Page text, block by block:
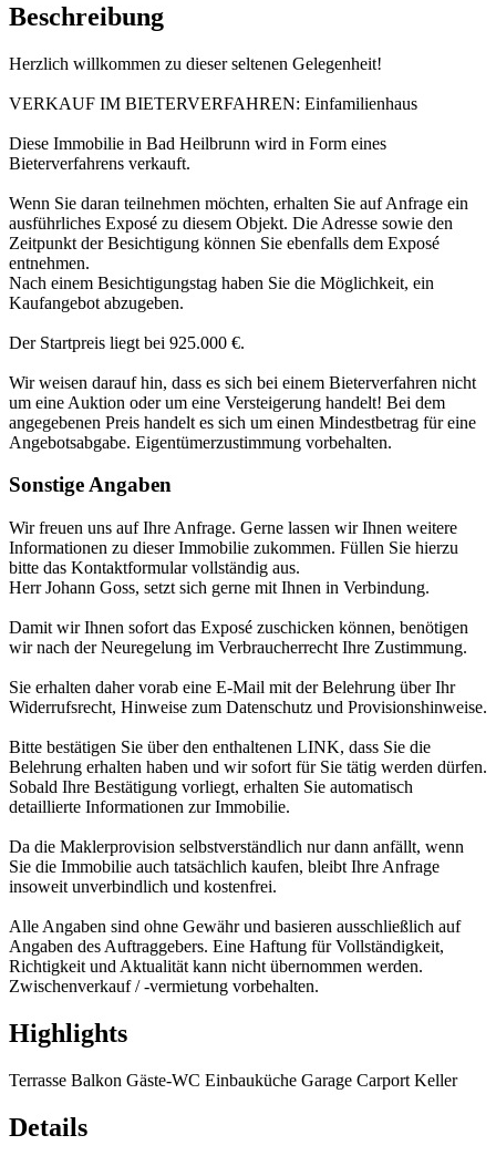
Beschreibung
Herzlich willkommen zu dieser seltenen Gelegenheit!
VERKAUF IM BIETERVERFAHREN: Einfamilienhaus
Diese Immobilie in Bad Heilbrunn wird in Form eines
Bieterverfahrens verkauft.
Wenn Sie daran teilnehmen möchten, erhalten Sie auf Anfrage ein
ausführliches Exposé zu diesem Objekt. Die Adresse sowie den
Zeitpunkt der Besichtigung können Sie ebenfalls dem Exposé
entnehmen.
Nach einem Besichtigungstag haben Sie die Möglichkeit, ein
Kaufangebot abzugeben.
Der Startpreis liegt bei 925.000 €.
Wir weisen darauf hin, dass es sich bei einem Bieterverfahren nicht
um eine Auktion oder um eine Versteigerung handelt! Bei dem
angegebenen Preis handelt es sich um einen Mindestbetrag für eine
Angebotsabgabe. Eigentümerzustimmung vorbehalten.
Sonstige Angaben
Wir freuen uns auf Ihre Anfrage. Gerne lassen wir Ihnen weitere
Informationen zu dieser Immobilie zukommen. Füllen Sie hierzu
bitte das Kontaktformular vollständig aus.
Herr Johann Goss, setzt sich gerne mit Ihnen in Verbindung.
Damit wir Ihnen sofort das Exposé zuschicken können, benötigen
wir nach der Neuregelung im Verbraucherrecht Ihre Zustimmung.
Sie erhalten daher vorab eine E-Mail mit der Belehrung über Ihr
Widerrufsrecht, Hinweise zum Datenschutz und Provisionshinweise.
Bitte bestätigen Sie über den enthaltenen LINK, dass Sie die
Belehrung erhalten haben und wir sofort für Sie tätig werden dürfen.
Sobald Ihre Bestätigung vorliegt, erhalten Sie automatisch
detaillierte Informationen zur Immobilie.
Da die Maklerprovision selbstverständlich nur dann anfällt, wenn
Sie die Immobilie auch tatsächlich kaufen, bleibt Ihre Anfrage
insoweit unverbindlich und kostenfrei.
Alle Angaben sind ohne Gewähr und basieren ausschließlich auf
Angaben des Auftraggebers. Eine Haftung für Vollständigkeit,
Richtigkeit und Aktualität kann nicht übernommen werden.
Zwischenverkauf / -vermietung vorbehalten.
Highlights
Terrasse Balkon Gäste-WC Einbauküche Garage Carport Keller
Details